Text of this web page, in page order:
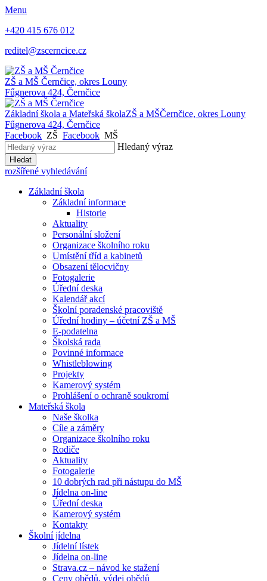
Menu
+420 415 676 012
reditel@zscerncice.cz
ZŠ a MŠ Černčice, okres Louny
Fűgnerova 424, Černčice
Základní škola a Mateřská školaZŠ a MŠČernčice, okres Louny
Fűgnerova 424, Černčice
Facebook ZŠ Facebook MŠ
Hledaný výraz
Hledat
rozšířené vyhledávání
Základní škola
Základní informace
Historie
Aktuality
Personální složení
Organizace školního roku
Umístění tříd a kabinetů
Obsazení tělocvičny
Fotogalerie
Úřední deska
Kalendář akcí
Školní poradenské pracoviště
Úřední hodiny – účetní ZŠ a MŠ
E-podatelna
Školská rada
Povinné informace
Whistleblowing
Projekty
Kamerový systém
Prohlášení o ochraně soukromí
Mateřská škola
Naše školka
Cíle a záměry
Organizace školního roku
Rodiče
Aktuality
Fotogalerie
10 dobrých rad při nástupu do MŠ
Jídelna on-line
Úřední deska
Kamerový systém
Kontakty
Školní jídelna
Jídelní lístek
Jídelna on-line
Strava.cz – návod ke stažení
Ceny obědů, výdej obědů